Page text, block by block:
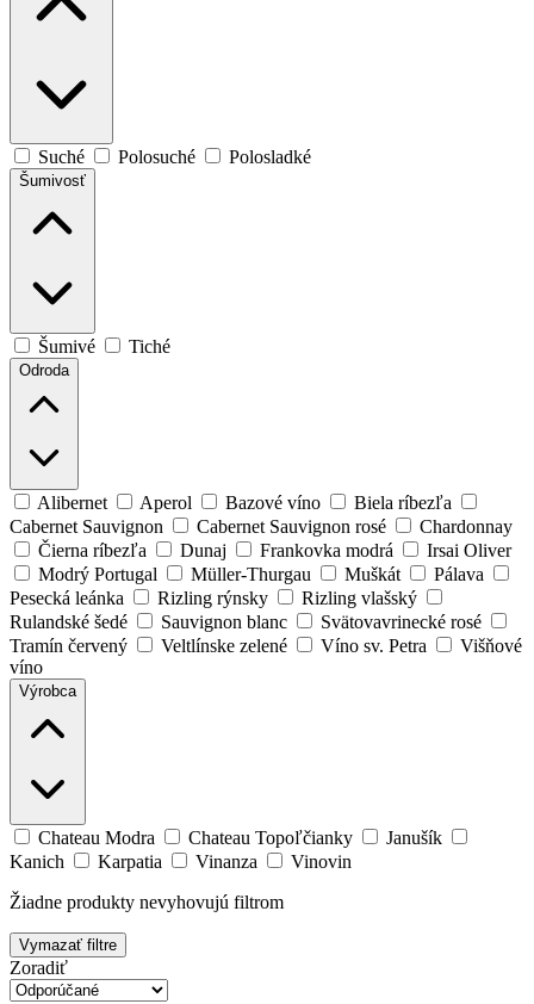
Suché Polosuché Polosladké
Šumivosť
Šumivé Tiché
Odroda
Alibernet Aperol Bazové víno
Biela ríbezľa
Cabernet Sauvignon
Cabernet Sauvignon rosé
Chardonnay
Čierna ríbezľa
Dunaj Frankovka modrá
Irsai Oliver
Modrý Portugal
Müller-Thurgau Muškát
Pálava
Pesecká leánka
Rizling rýnsky
Rizling vlašský
Rulandské šedé
Sauvignon blanc
Svätovavrinecké rosé
Tramín červený
Veltlínske zelené Víno sv. Petra
Višňové
víno
Výrobca
Chateau Modra Chateau Topoľčianky
Janušík
Kanich
Karpatia Vinanza
Vinovin
Žiadne produkty nevyhovujú filtrom
Vymazať filtre
Zoradiť